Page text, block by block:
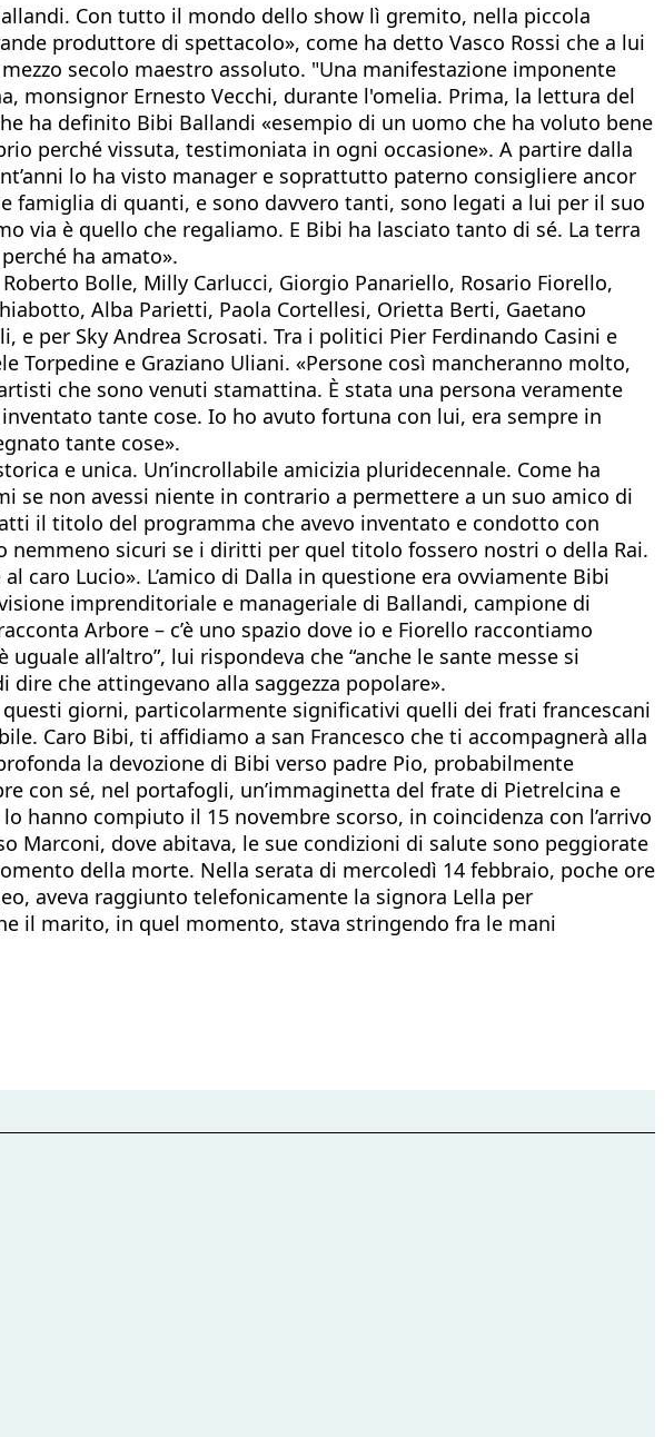
Con tutto il mondo dello show lì gremito, nella piccola
produttore di spettacolo», come ha detto Vasco Rossi che a lui
secolo maestro assoluto. "Una manifestazione imponente
monsignor Ernesto Vecchi, durante l'omelia. Prima, la lettura del
ha definito Bibi Ballandi «esempio di un uomo che ha voluto bene
perché vissuta, testimoniata in ogni occasione». A partire dalla
lo ha visto manager e soprattutto paterno consigliere ancor
di quanti, e sono davvero tanti, sono legati a lui per il suo
via è quello che regaliamo. E Bibi ha lasciato tanto di sé. La terra
ha amato».
Bolle, Milly Carlucci, Giorgio Panariello, Rosario Fiorello,
Alba Parietti, Paola Cortellesi, Orietta Berti, Gaetano
e per Sky Andrea Scrosati. Tra i politici Pier Ferdinando Casini e
Torpedine e Graziano Uliani. «Persone così mancheranno molto,
che sono venuti stamattina. È stata una persona veramente
tante cose. Io ho avuto fortuna con lui, era sempre in
tante cose».
e unica. Un’incrollabile amicizia pluridecennale. Come ha
se non avessi niente in contrario a permettere a un suo amico di
il titolo del programma che avevo inventato e condotto con
sicuri se i diritti per quel titolo fossero nostri o della Rai.
caro Lucio». L’amico di Dalla in questione era ovviamente Bibi
imprenditoriale e manageriale di Ballandi, campione di
Arbore – c’è uno spazio dove io e Fiorello raccontiamo
all’altro”, lui rispondeva che “anche le sante messe si
che attingevano alla saggezza popolare».
giorni, particolarmente significativi quelli dei frati francescani
Caro Bibi, ti affidiamo a san Francesco che ti accompagnerà alla
la devozione di Bibi verso padre Pio, probabilmente
con sé, nel portafogli, un’immaginetta del frate di Pietrelcina e
hanno compiuto il 15 novembre scorso, in coincidenza con l’arrivo
Marconi, dove abitava, le sue condizioni di salute sono peggiorate
della morte. Nella serata di mercoledì 14 febbraio, poche ore
aveva raggiunto telefonicamente la signora Lella per
il marito, in quel momento, stava stringendo fra le mani